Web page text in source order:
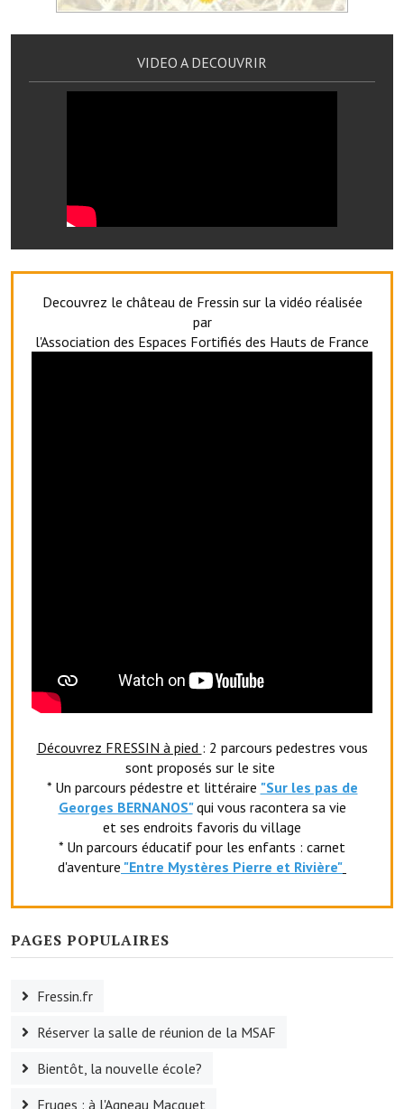
Terrains et maisons à vendre
Etablissements scolaires
Commerçants, artisans
Exploitants agricoles
Agents immobiliers
L'association du château
Le club de l'amitié
Le comité des fêtes
L'association Avotra-France
Le foyer de la Planquette
L'association des anciens combattants
L'association des anciens sapeurs-pompiers volontaires
La société de chasse
La société de pêche
VIDEO A DECOUVRIR
Decouvrez le château de Fressin sur la vidéo réalisée
par
l'Association des Espaces Fortifiés des Hauts de France
Découvrez FRESSIN à pied : 2 parcours pedestres vous
sont proposés sur le site
* Un parcours pédestre et littéraire "Sur les pas de
Georges BERNANOS" qui vous racontera sa vie
et ses endroits favoris du village
* Un parcours éducatif pour les enfants : carnet
d'aventure "Entre Mystères Pierre et Rivière"
PAGES POPULAIRES
Fressin.fr
Réserver la salle de réunion de la MSAF
Bientôt, la nouvelle école?
Fruges : à l'Agneau Macquet